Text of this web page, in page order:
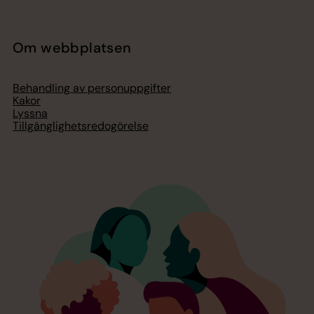
Om webbplatsen
Behandling av personuppgifter
Kakor
Lyssna
Tillgänglighetsredogörelse